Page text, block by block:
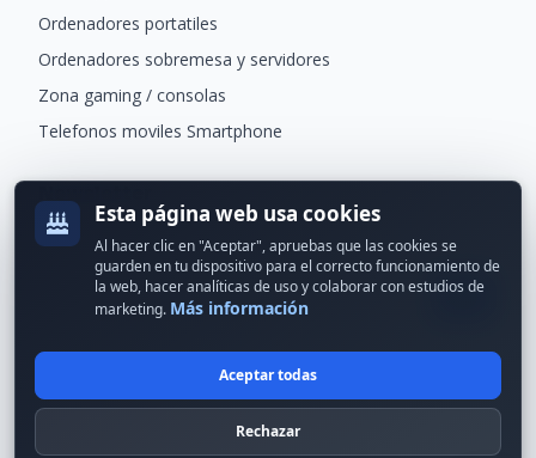
Ordenadores portatiles
Ordenadores sobremesa y servidores
Zona gaming / consolas
Telefonos moviles Smartphone
Recibe ofertas exclusivas y novedades.
© 2024 Erson Tecnología. Todos los derechos reservados.
Política de privacidad
Esta página web usa cookies
Al hacer clic en "Aceptar", apruebas que las cookies se
guarden en tu dispositivo para el correcto funcionamiento de
la web, hacer analíticas de uso y colaborar con estudios de
marketing. Más información
Aceptar todas
Rechazar